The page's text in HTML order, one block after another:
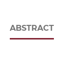
ABSTRACT